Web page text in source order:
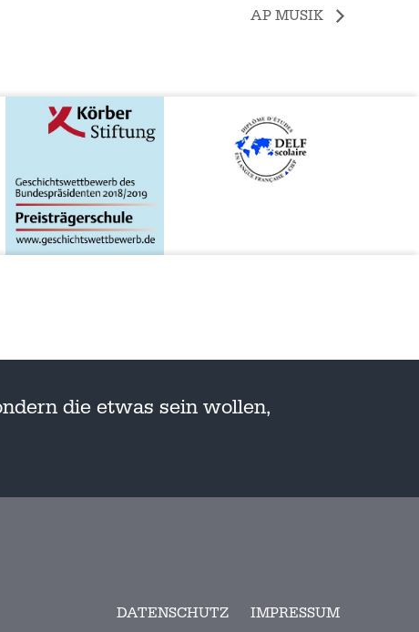
AP MUSIK
die etwas sein wollen,
DATENSCHUTZ IMPRESSUM